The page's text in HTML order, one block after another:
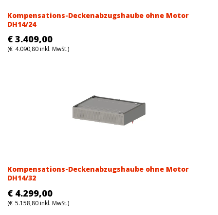
Kompensations-Deckenabzugshaube ohne Motor
DH14/24
€ 3.409,00
(€ 4.090,80inkl. MwSt.)
Kompensations-Deckenabzugshaube ohne Motor
DH14/32
€ 4.299,00
(€ 5.158,80inkl. MwSt.)